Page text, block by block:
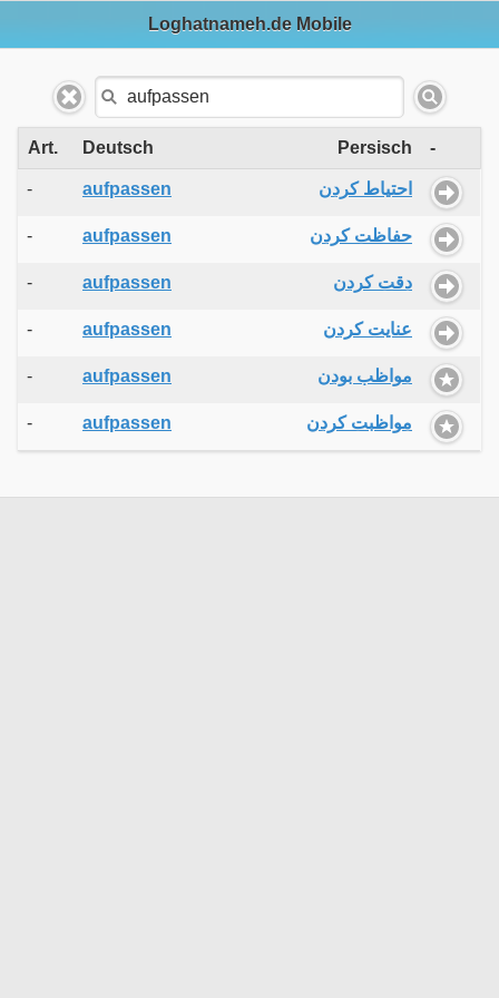
Loghatnameh.de Mobile
Art. Deutsch Persisch -
- aufpassen احتیاط کردن
- aufpassen حفاظت کردن
- aufpassen دقت کردن
- aufpassen عنایت کردن
- aufpassen مواظب بودن
- aufpassen مواظبت کردن